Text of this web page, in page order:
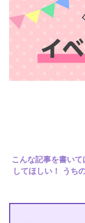
こんな記事を書い
してほしい！ うち